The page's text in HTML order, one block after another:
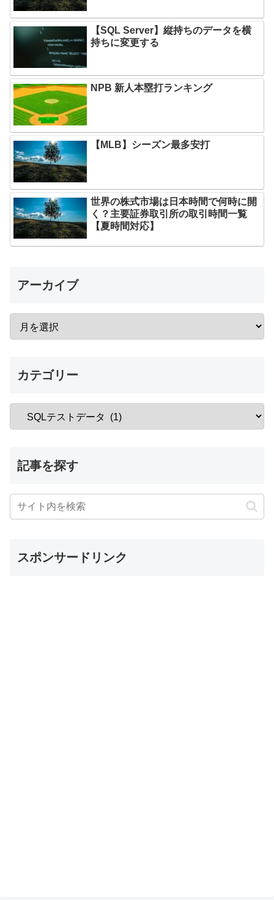
【SQL Server】縦持ちのデータを横
持ちに変更する
NPB 新人本塁打ランキング
【MLB】シーズン最多安打
世界の株式市場は日本時間で何時に開
く？主要証券取引所の取引時間一覧
【夏時間対応】
アーカイブ
カテゴリー
記事を探す
スポンサードリンク